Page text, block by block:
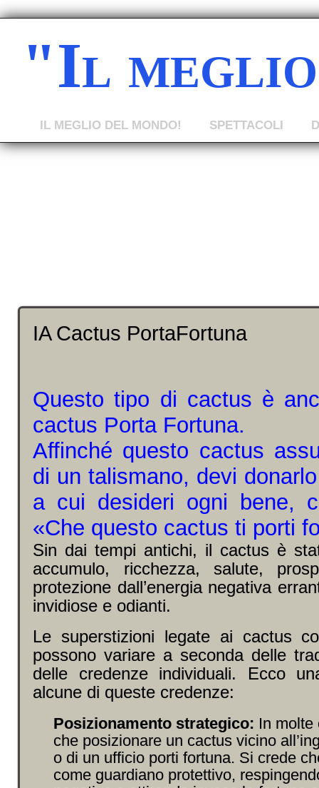
IA Cactus PortaFortuna
Questo tipo di cactus è
cactus Porta Fortuna.
Affinché questo cactus
di un talismano, devi
a cui desideri ogni bene,
«Che questo cactus ti porti
Sin dai tempi antichi, il cactus è
accumulo, ricchezza, salute,
protezione dall’energia negativa
invidiose e odianti.
Le superstizioni legate ai cactus
possono variare a seconda delle
delle credenze individuali. Ecco
alcune di queste credenze:
Posizionamento strategico: In molte
che posizionare un cactus vicino
o di un ufficio porti fortuna. Si crede
come guardiano protettivo,
"Il
IL MEGLIO DEL MONDO! SPETTACOLI